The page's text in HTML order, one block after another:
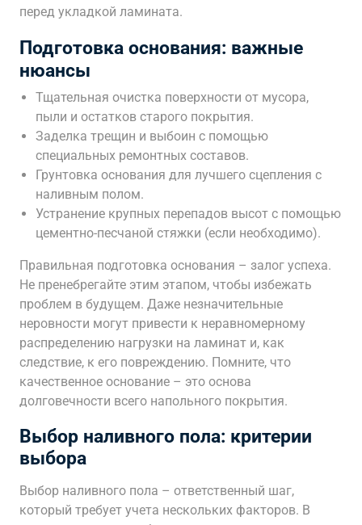
перед укладкой ламината.
Подготовка основания: важные
нюансы
Тщательная очистка поверхности от мусора,
пыли и остатков старого покрытия.
Заделка трещин и выбоин с помощью
специальных ремонтных составов.
Грунтовка основания для лучшего сцепления с
наливным полом.
Устранение крупных перепадов высот с помощью
цементно-песчаной стяжки (если необходимо).
Правильная подготовка основания – залог успеха.
Не пренебрегайте этим этапом, чтобы избежать
проблем в будущем. Даже незначительные
неровности могут привести к неравномерному
распределению нагрузки на ламинат и, как
следствие, к его повреждению. Помните, что
качественное основание – это основа
долговечности всего напольного покрытия.
Выбор наливного пола: критерии
выбора
Выбор наливного пола – ответственный шаг,
который требует учета нескольких факторов. В